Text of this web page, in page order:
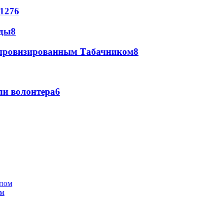
1276
8
Табачником8
волонтера6